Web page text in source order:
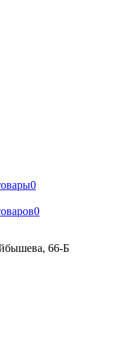
0
0
66-Б